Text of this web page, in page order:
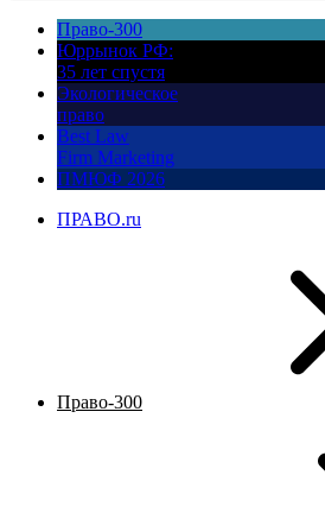
Право-300
Юррынок РФ:
35 лет спустя
Экологическое
право
Best Law
Firm Marketing
ПМЮФ 2026
ПРАВО.ru
Право-300